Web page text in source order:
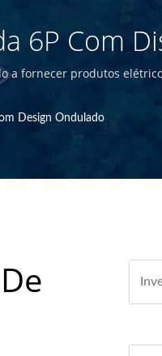
6P Com
a fornecer produtos
de oferecer
Design Ondulado